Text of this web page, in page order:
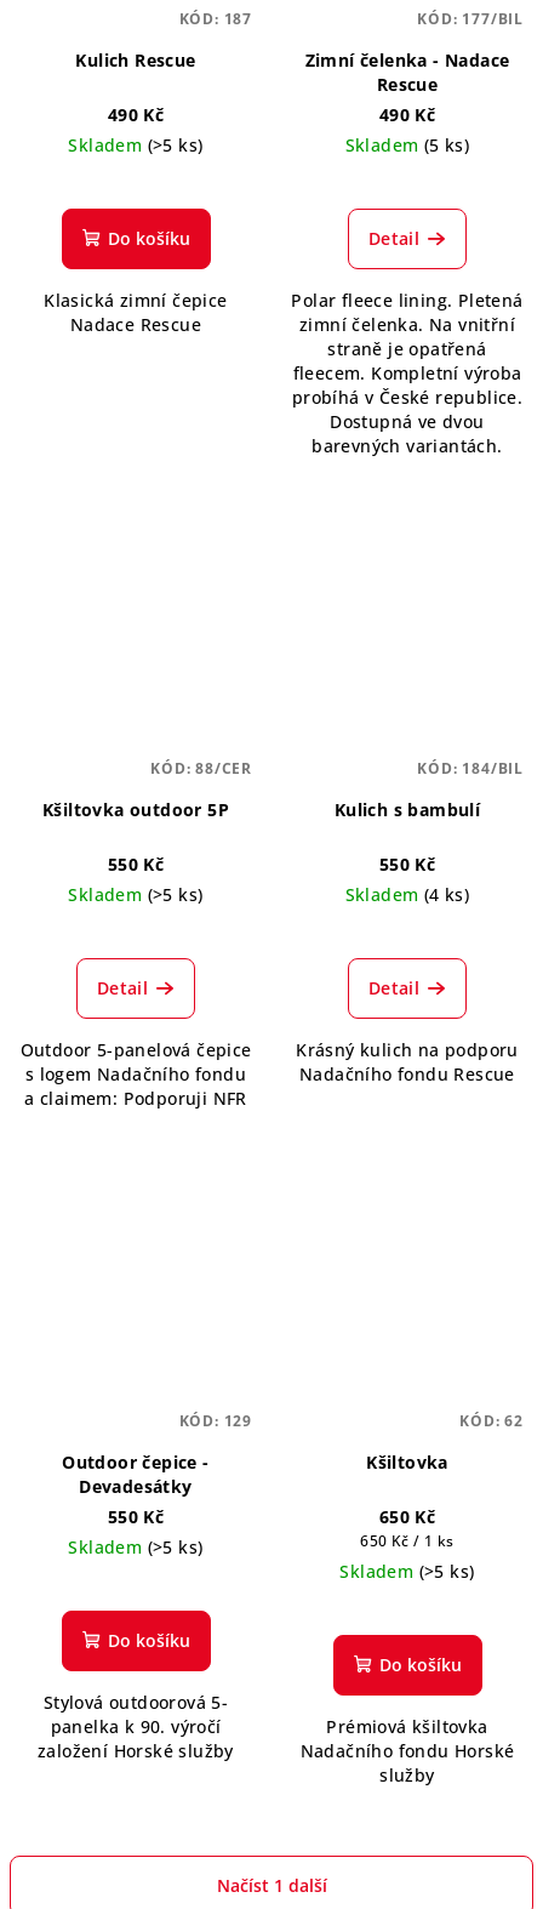
Kulich Rescue
490 Kč
Skladem (>5 ks)
Do košíku
Klasická zimní čepice
Nadace Rescue
KÓD: 187
Zimní čelenka - Nadace
Rescue
490 Kč
Skladem (5 ks)
Detail
Polar fleece lining. Pletená
zimní čelenka. Na vnitřní
straně je opatřená
fleecem. Kompletní výroba
probíhá v České republice.
Dostupná ve dvou
barevných variantách.
KÓD: 177/BIL
Kšiltovka outdoor 5P
550 Kč
Skladem (>5 ks)
Detail
Outdoor 5-panelová čepice
s logem Nadačního fondu
a claimem: Podporuji NFR
KÓD:88/CER
Kulich s bambulí
550 Kč
Skladem (4 ks)
Detail
Krásný kulich na podporu
Nadačního fondu Rescue
KÓD: 184/BIL
Outdoor čepice -
Devadesátky
550 Kč
Skladem (>5 ks)
Do košíku
Stylová outdoorová 5-
panelka k 90. výročí
založení Horské služby
KÓD: 129
Kšiltovka
650 Kč
Měrná
cena:
650 Kč / 1 ks
Skladem (>5 ks)
hodnocení
produktu
z
5
hvězdiček.
Do košíku
Prémiová kšiltovka
Nadačního fondu Horské
služby
KÓD:62
Načíst 1 další